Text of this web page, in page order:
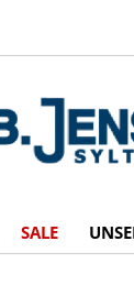
SALE